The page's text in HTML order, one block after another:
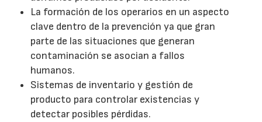
La formación de los operarios en un aspecto
clave dentro de la prevención ya que gran
parte de las situaciones que generan
contaminación se asocian a fallos
humanos.
Sistemas de inventario y gestión de
producto para controlar existencias y
detectar posibles pérdidas.